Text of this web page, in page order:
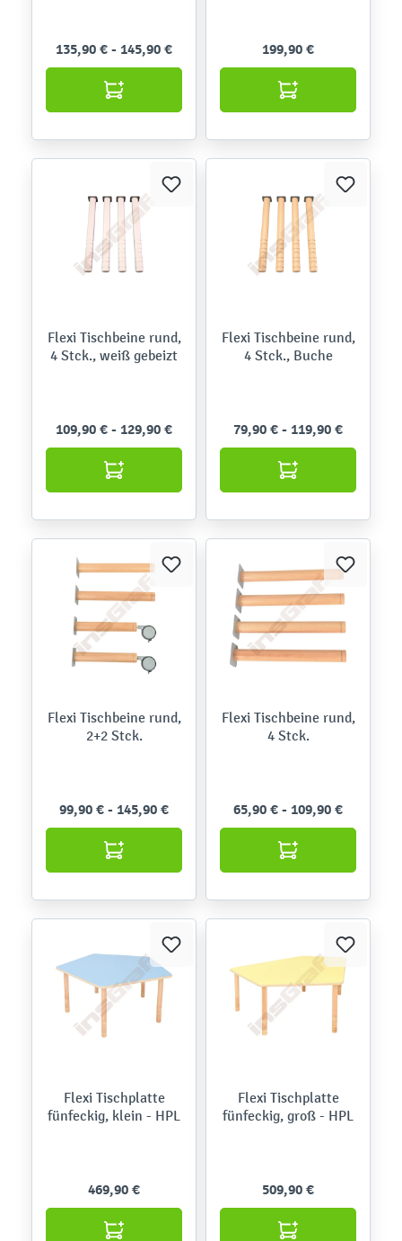
135,90 € - 145,90 € 199,90 €
Flexi Tischbeine rund,
4 Stck., weiß gebeizt
109,90 € - 129,90 €
Flexi Tischbeine rund,
4 Stck., Buche
79,90 € - 119,90 €
Flexi Tischbeine rund,
2+2 Stck.
99,90 € - 145,90 €
Flexi Tischbeine rund,
4 Stck.
65,90 € - 109,90 €
Flexi Tischplatte
fünfeckig, klein - HPL
469,90 €
Flexi Tischplatte
fünfeckig, groß - HPL
509,90 €